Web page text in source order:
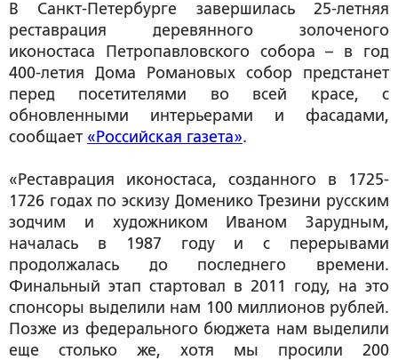
В Санкт-Петербурге завершилась 25-летняя
реставрация деревянного золоченого
иконостаса Петропавловского собора – в год
400-летия Дома Романовых собор предстанет
перед посетителями во всей красе, с
обновленными интерьерами и фасадами,
сообщает «Российская газета».
«Реставрация иконостаса, созданного в 1725-
1726 годах по эскизу Доменико Трезини русским
зодчим и художником Иваном Зарудным,
началась в 1987 году и с перерывами
продолжалась до последнего времени.
Финальный этап стартовал в 2011 году, на это
спонсоры выделили нам 100 миллионов рублей.
Позже из федерального бюджета нам выделили
еще столько же, хотя мы просили 200